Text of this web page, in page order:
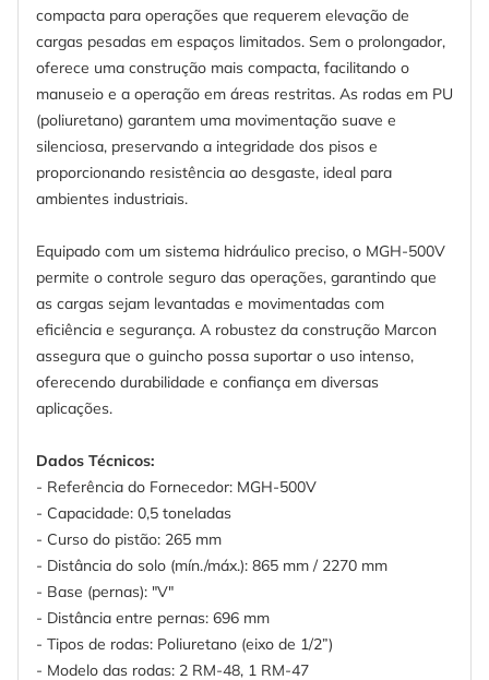
compacta para operações que requerem elevação de
cargas pesadas em espaços limitados. Sem o prolongador,
oferece uma construção mais compacta, facilitando o
manuseio e a operação em áreas restritas. As rodas em PU
(poliuretano) garantem uma movimentação suave e
silenciosa, preservando a integridade dos pisos e
proporcionando resistência ao desgaste, ideal para
ambientes industriais.
Equipado com um sistema hidráulico preciso, o MGH-500V
permite o controle seguro das operações, garantindo que
as cargas sejam levantadas e movimentadas com
eficiência e segurança. A robustez da construção Marcon
assegura que o guincho possa suportar o uso intenso,
oferecendo durabilidade e confiança em diversas
aplicações.
Dados Técnicos:
- Referência do Fornecedor: MGH-500V
- Capacidade: 0,5 toneladas
- Curso do pistão: 265 mm
- Distância do solo (mín./máx.): 865 mm / 2270 mm
- Base (pernas): "V"
- Distância entre pernas: 696 mm
- Tipos de rodas: Poliuretano (eixo de 1/2”)
- Modelo das rodas: 2 RM-48, 1 RM-47